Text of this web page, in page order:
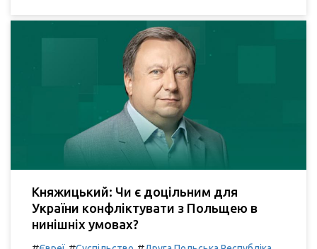
Княжицький: Чи є доцільним для
України конфліктувати з Польщею в
нинішніх умовах?